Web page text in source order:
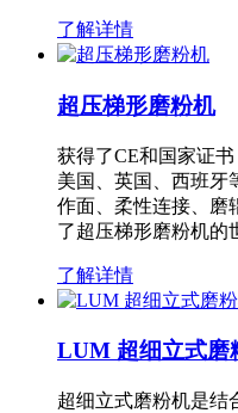
了解详情
超压梯形磨粉机
获得了CE和国家证
美国、英国、西班牙
作面、柔性连接、磨
了超压梯形磨粉机
了解详情
LUM 超细立式磨
超细立式磨粉机是结